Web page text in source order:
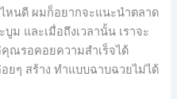
หนดี ผมก็อยากจะแนะนำตลาด
ม และเมื่อถึงเวลานั้น เราจะ
ณรอคอยความสำเร็จได้
ยๆ สร้าง ทำแบบฉาบฉวยไม่ได้